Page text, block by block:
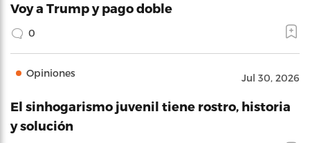
Voy a Trump y pago doble
0
Opiniones Jul 30, 2026
El sinhogarismo juvenil tiene rostro, historia
y solución